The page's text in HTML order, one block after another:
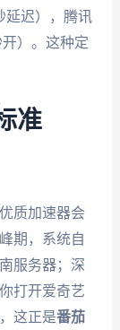
迟），腾讯
）。这种定
准
质加速器会
期，系统自
服务器；深
打开爱奇艺
这正是番茄